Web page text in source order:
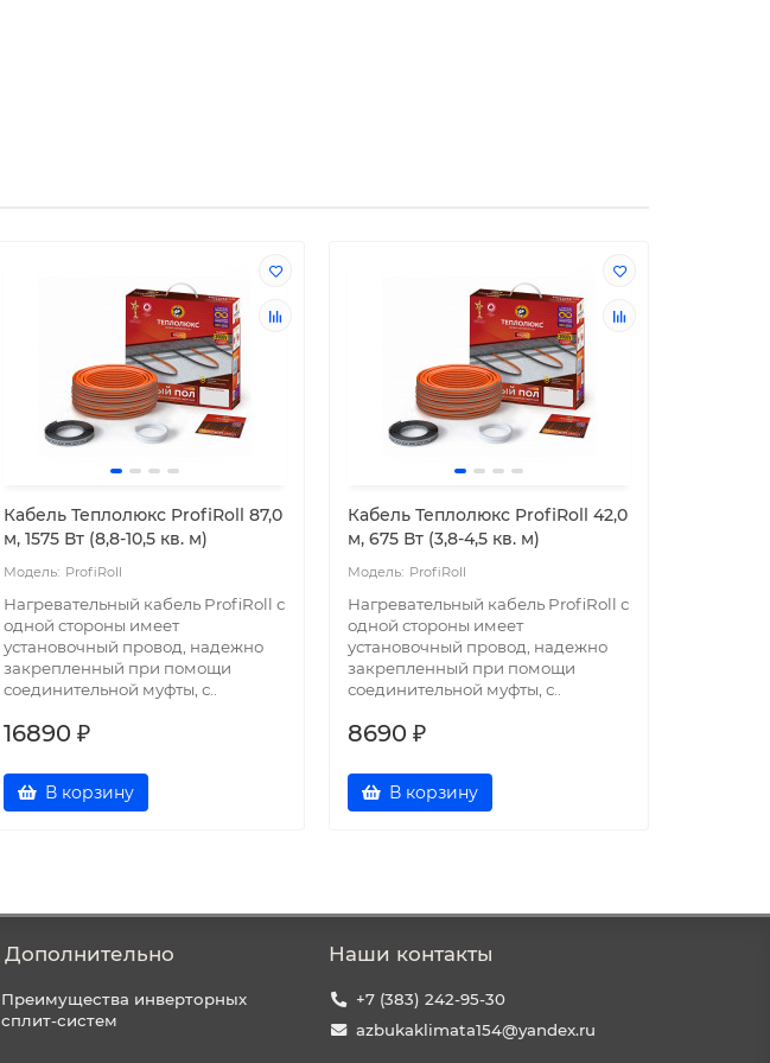
Кабель Теплолюкс ProfiRoll 87,0
м, 1575 Вт (8,8-10,5 кв. м)
ProfiRoll
Нагревательный кабель ProfiRoll с
одной стороны имеет
установочный провод, надежно
закрепленный при помощи
соединительной муфты, с..
16890 ₽
В корзину
Кабель Теплолюкс ProfiRoll 42,0
м, 675 Вт (3,8-4,5 кв. м)
ProfiRoll
Нагревательный кабель ProfiRoll с
одной стороны имеет
установочный провод, надежно
закрепленный при помощи
соединительной муфты, с..
8690 ₽
В корзину
Дополнительно
Преимущества инверторных
сплит-систем
Наши контакты
+7 (383) 242-95-30
azbukaklimata154@yandex.ru